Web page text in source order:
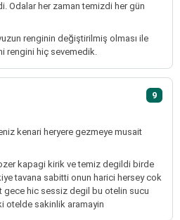
Odalar her zaman temizdi her gün
renginin değiştirilmiş olması ile
rengini hiç sevemedik.
9
kenari heryere gezmeye musait
kapagi kirik ve temiz degildi birde
tavana sabitti onun harici hersey cok
hic sessiz degil bu otelin sucu
otelde sakinlik aramayin